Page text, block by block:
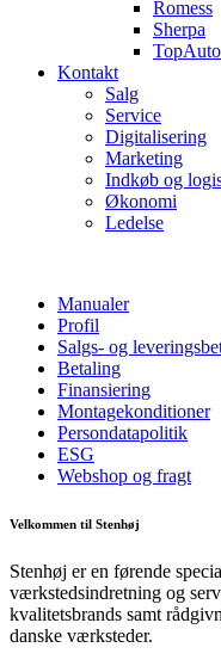
Romess
Sherpa
TopAuto
Kontakt
Salg
Service
Digitalisering
Marketing
Indkøb og
Økonomi
Ledelse
Manualer
Profil
Salgs- og
Betaling
Finansiering
Montagekonditioner
Persondatapolitik
ESG
Webshop og fragt
Velkommen til Stenhøj
Stenhøj er en førende
værkstedsindretning og
kvalitetsbrands samt
danske værksteder.